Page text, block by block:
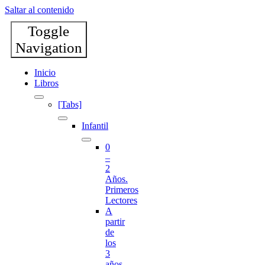
Saltar al contenido
Toggle
Navigation
Inicio
Libros
[Tabs]
Infantil
0
–
2
Años.
Primeros
Lectores
A
partir
de
los
3